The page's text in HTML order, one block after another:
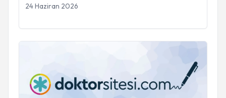
24 Haziran 2026